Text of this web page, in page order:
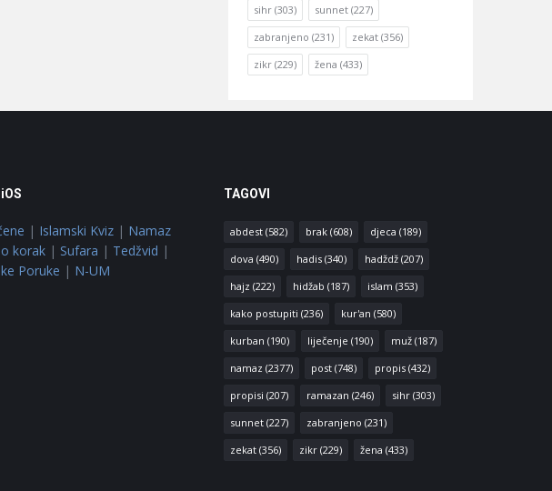
sihr (303) sunnet (227)
zabranjeno (231) zekat (356)
zikr (229) žena (433)
| Islamski Kviz | Namaz
korak | Sufara | Tedžvid |
Poruke | N-UM
TAGOVI
abdest(582) brak(608) djeca (189)
dova (490) hadis(340) hadždž(207)
hajz (222) hidžab (187) islam (353)
kako postupiti (236) kur'an (580)
kurban (190) liječenje (190) muž(187)
namaz (2377) post(748) propis(432)
propisi (207) ramazan (246) sihr(303)
sunnet(227) zabranjeno (231)
zekat(356) zikr(229) žena (433)